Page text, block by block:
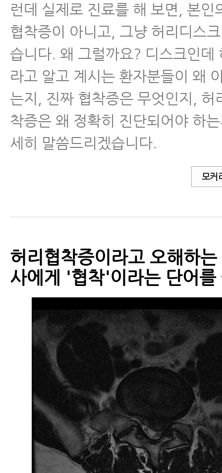
- 협착증 치료효과 논문
- 척추관협착증 환자가 꼭 알아야
- 협착증은 치료를 받든 안 받든
야 한다
- 척추관협착증에 좋은 운동
- 척추관협착증에 좋은 운동 4가지
- 척추협착증에 좋은 운동- 걷기
가지
- 척추협착증 운동, 걷기 운동을
환자들이 많습니다 - 걷기 운동 제
- 척추협착증 허리, 다리 근력 운
- 척추협착증운동-거꾸리운동
- 척추관협착증 반드시 피해야 할
- 협착증에 맥켄지 운동 하면 안 되
- 허리협착증증세
- 허리협착증이 아니라 디스크라
런데 실제로 진료를 해 보면, 본인
협착증이 아니고, 그냥 허리디스
습니다. 왜 그럴까요? 디스크인데
라고 알고 계시는 환자분들이 왜
는지, 진짜 협착증은 무엇인지, 허
착증은 왜 정확히 진단되어야 하
세히 말씀드리겠습니다.
모커
허리협착증이라고 오해하
사에게 '협착'이라는 단어를